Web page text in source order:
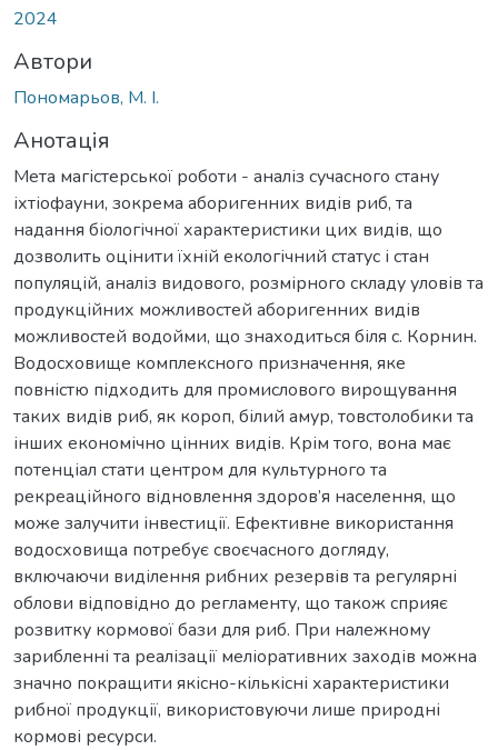
2024
Автори
Пономарьов, М. І.
Анотація
Мета магістерської роботи - аналіз сучасного стану
іхтіофауни, зокрема аборигенних видів риб, та
надання біологічної характеристики цих видів, що
дозволить оцінити їхній екологічний статус і стан
популяцій, аналіз видового, розмірного складу уловів та
продукційних можливостей аборигенних видів
можливостей водойми, що знаходиться біля с. Корнин.
Водосховище комплексного призначення, яке
повністю підходить для промислового вирощування
таких видів риб, як короп, білий амур, товстолобики та
інших економічно цінних видів. Крім того, вона має
потенціал стати центром для культурного та
рекреаційного відновлення здоров’я населення, що
може залучити інвестиції. Ефективне використання
водосховища потребує своєчасного догляду,
включаючи виділення рибних резервів та регулярні
облови відповідно до регламенту, що також сприяє
розвитку кормової бази для риб. При належному
зарибленні та реалізації меліоративних заходів можна
значно покращити якісно-кількісні характеристики
рибної продукції, використовуючи лише природні
кормові ресурси.